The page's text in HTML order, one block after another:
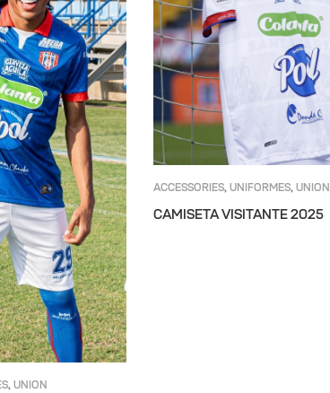
, UNION
ACCESSORIES, UNIFORMES, UNION
CAMISETA VISITANTE 2025